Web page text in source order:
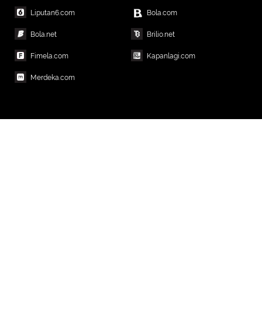
Liputan6.com Bola.com
Bola.net Brilio.net
Fimela.com Kapanlagi.com
Merdeka.com